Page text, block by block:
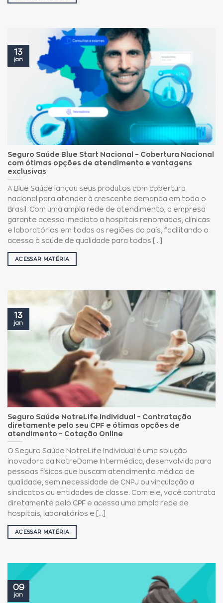
Seguro Saúde Blue Start Nacional – Cobertura Nacional
com ótimas opções de atendimento e vantagens
exclusivas
A Blue Saúde lançou seus produtos com cobertura
nacional para atender à crescente demanda em todo o
Brasil. Com uma ampla rede de atendimento, a empresa
garante acesso imediato a hospitais renomados, clínicas
e laboratórios em todas as regiões do país, facilitando o
acesso à saúde de qualidade para todos [...]
ACESSAR MATÉRIA
13
jan
Seguro Saúde NotreLife Individual – Contratação
diretamente pelo seu CPF e ótimas opções de
atendimento – Cotação Online
O Seguro Saúde NotreLife Individual é uma solução
inovadora da NotreDame Intermédica, desenvolvida para
pessoas físicas que buscam atendimento médico de
qualidade, sem necessidade de CNPJ ou vinculação a
sindicatos ou entidades de classe. Com ele, você contrata
diretamente pelo CPF e acessa uma ampla rede de
hospitais, laboratórios e [...]
ACESSAR MATÉRIA
13
jan
09
jan